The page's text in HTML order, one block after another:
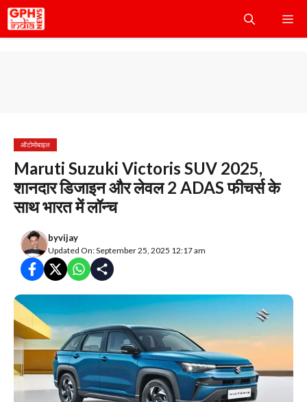
Skip
to
ऑटोमोबाइल
Maruti Suzuki Victoris SUV 2025,
शानदार डिजाइन और लेवल 2 ADAS फीचर्स के
साथ भारत में लॉन्च
byvijay
Updated On: September 25, 2025 12:17 am